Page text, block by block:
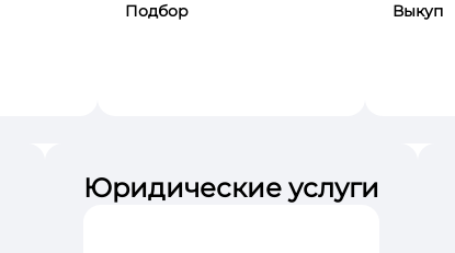
Подбор Выкуп
Юридические услуги